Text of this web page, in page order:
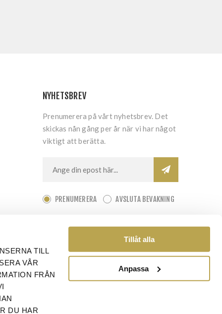
TILL
VÅR
FRÅN
DU HAR
Tillåt alla
Anpassa
NYHETSBREV
Prenumerera på vårt nyhetsbrev. Det
skickas nån gång per år när vi har något
viktigt att berätta.
PRENUMERERA AVSLUTA BEVAKNING